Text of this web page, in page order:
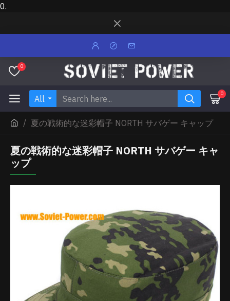
0.
0
All 0
夏の戦術的な迷彩帽子 NORTH サバゲー キャップ
夏の戦術的な迷彩帽子 NORTH サバゲー キャ
ップ